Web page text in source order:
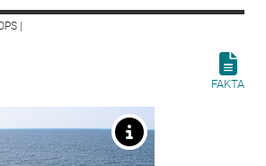
|
FAKTA